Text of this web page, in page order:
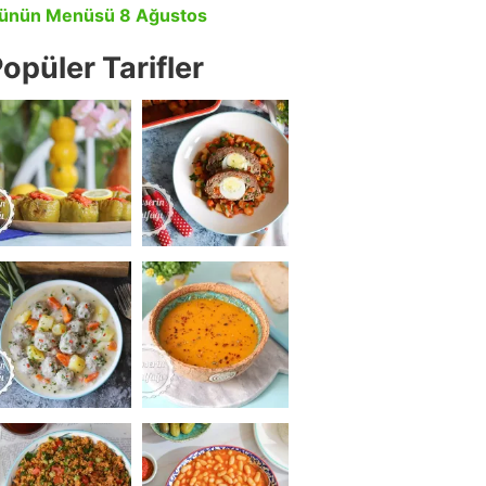
Menüsü 8 Ağustos
Tarifler